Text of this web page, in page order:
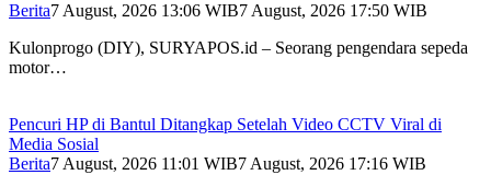
Berita7 August, 2026 13:06 WIB7 August, 2026 17:50 WIB
Kulonprogo (DIY), SURYAPOS.id – Seorang pengendara sepeda
motor…
Pencuri HP di Bantul Ditangkap Setelah Video CCTV Viral di
Media Sosial
Berita7 August, 2026 11:01 WIB7 August, 2026 17:16 WIB